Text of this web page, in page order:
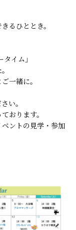
るひととき。
イム」
一緒に。
い。
おります。
ントの見学・参加